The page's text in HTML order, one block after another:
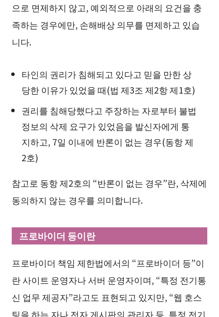
으로 면제하지 않고, 예외적으로 아래의 요건을 충
족하는 경우에만, 손해배상 의무를 면제하고 있습
니다.
타인의 권리가 침해되고 있다고 믿을 만한 상
당한 이유가 있었을 때(법 제3조 제2항 제1호)
권리를 침해당했다고 주장하는 자로부터 불법
정보의 삭제 요구가 있었음을 발신자에게 통
지하고, 7일 이내에 반론이 없는 경우(동항 제
2호)
참고로 동항 제2호의 “반론이 없는 경우”란, 삭제에
동의하지 않는 경우를 의미합니다.
프로바이더 등이란
프로바이더 책임 제한법에서의 “프로바이더 등”이
란 사이트 운영자나 서버 운영자이며, “특정 전기통
신 업무 제공자”라고도 표현되고 있지만, “웹 호스
팅을 하는 자나 전자 게시판의 관리자 등, 특정 전기